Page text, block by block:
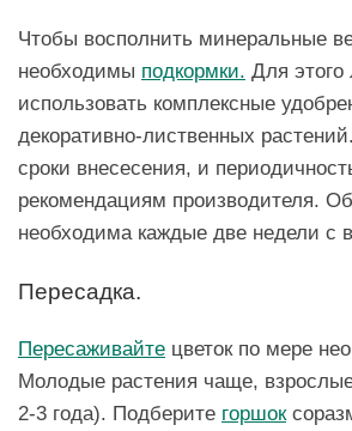
Чтобы восполнить минеральные
необходимы подкормки. Для
использовать комплексные
декоративно-лиственных
сроки внесесения, и
рекомендациям производителя.
необходима каждые две недели с
Пересадка.
Пересаживайте цветок по мере
Молодые растения чаще,
2-3 года). Подберите горшок